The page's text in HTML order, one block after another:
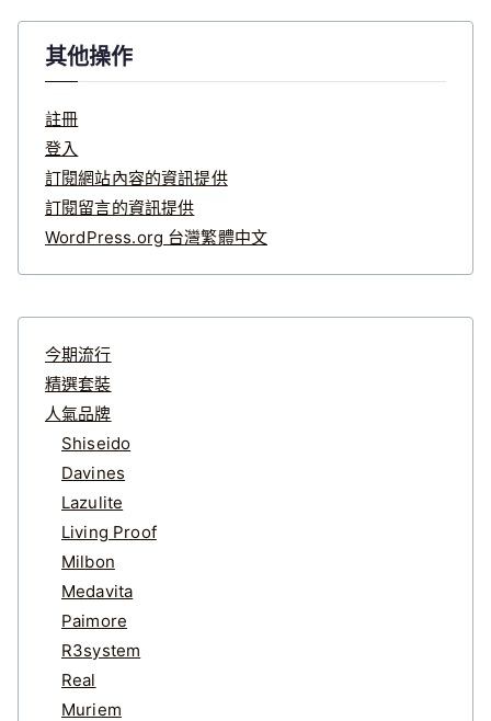
其他操作
註冊
登入
訂閱網站內容的資訊提供
訂閱留言的資訊提供
WordPress.org 台灣繁體中文
今期流行
精選套裝
人氣品牌
Shiseido
Davines
Lazulite
Living Proof
Milbon
Medavita
Paimore
R3system
Real
Muriem